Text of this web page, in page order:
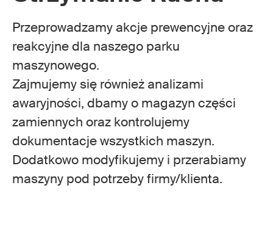
Przeprowadzamy akcje prewencyjne oraz
reakcyjne dla naszego parku
maszynowego.
Zajmujemy się również analizami
awaryjności, dbamy o magazyn części
zamiennych oraz kontrolujemy
dokumentacje wszystkich maszyn.
Dodatkowo modyfikujemy i przerabiamy
maszyny pod potrzeby firmy/klienta.